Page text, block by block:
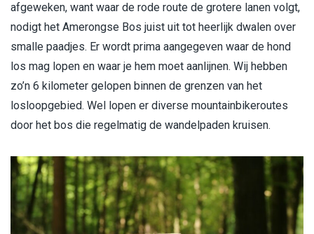
afgeweken, want waar de rode route de grotere lanen volgt,
nodigt het Amerongse Bos juist uit tot heerlijk dwalen over
smalle paadjes. Er wordt prima aangegeven waar de hond
los mag lopen en waar je hem moet aanlijnen. Wij hebben
zo’n 6 kilometer gelopen binnen de grenzen van het
losloopgebied. Wel lopen er diverse mountainbikeroutes
door het bos die regelmatig de wandelpaden kruisen.